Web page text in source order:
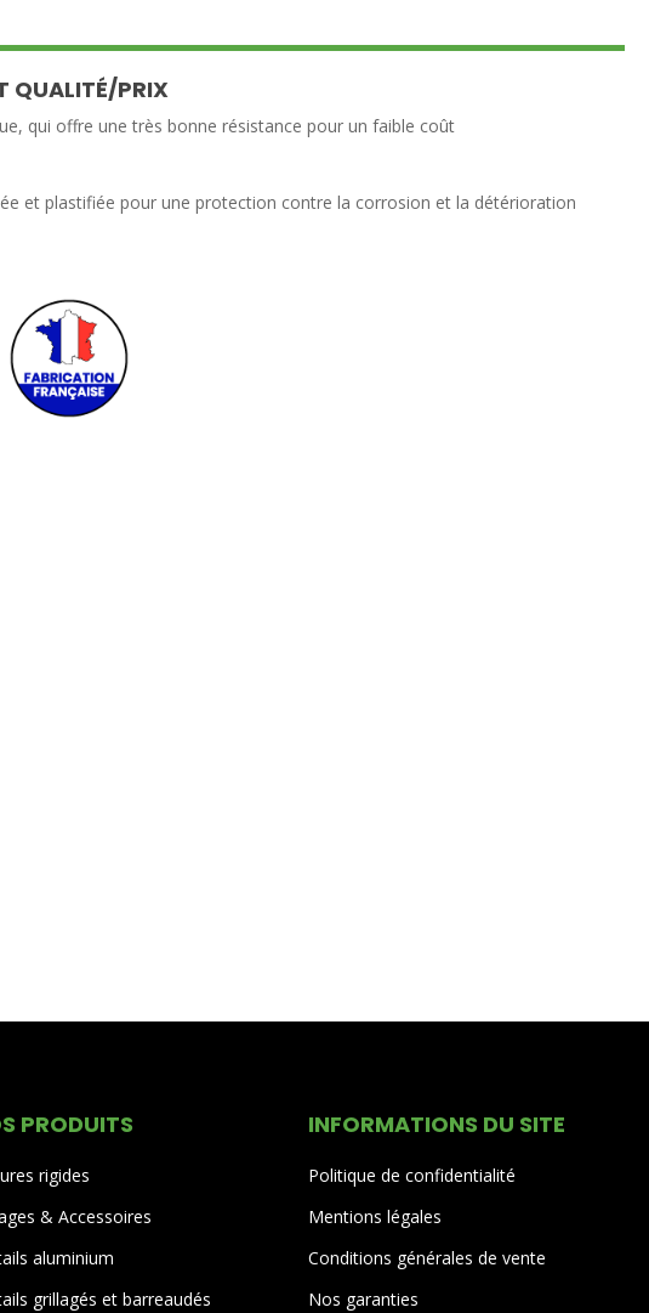
QUALITÉ/PRIX
qui offre une très bonne résistance pour un faible coût
et plastifiée pour une protection contre la corrosion et la détérioration
PRODUITS
rigides
& Accessoires
aluminium
grillagés et barreaudés
INFORMATIONS DU SITE
Politique de confidentialité
Mentions légales
Conditions générales de vente
Nos garanties